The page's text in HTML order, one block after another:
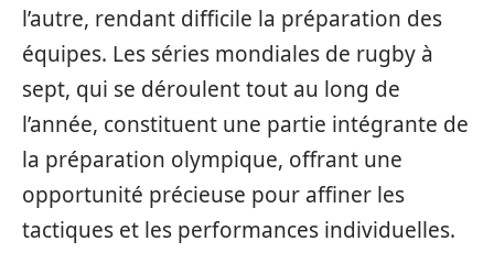
l’autre, rendant difficile la préparation des
équipes. Les séries mondiales de rugby à
sept, qui se déroulent tout au long de
l’année, constituent une partie intégrante de
la préparation olympique, offrant une
opportunité précieuse pour affiner les
tactiques et les performances individuelles.